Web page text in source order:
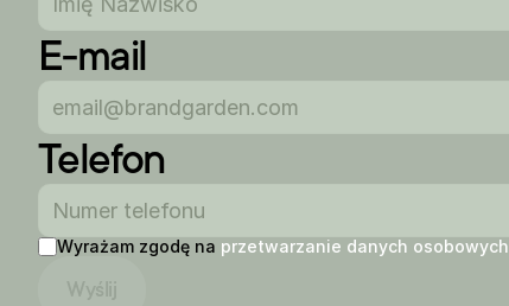
E-mail
Telefon
Wyrażam zgodę na przetwarzanie danych osobowych